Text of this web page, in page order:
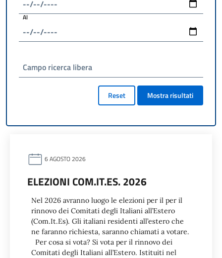
Al
Campo ricerca libera
Reset Mostra risultati
6 AGOSTO 2026
ELEZIONI COM.IT.ES. 2026
Nel 2026 avranno luogo le elezioni per il per il
rinnovo dei Comitati degli Italiani all’Estero
(Com.It.Es). Gli italiani residenti all’estero che
ne faranno richiesta, saranno chiamati a votare.
Per cosa si vota? Si vota per il rinnovo dei
Comitati degli Italiani all’Estero. Istituiti nel